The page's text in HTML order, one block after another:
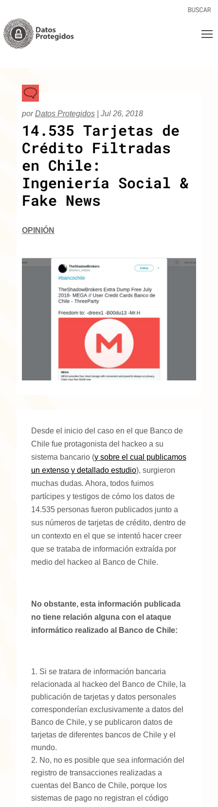
14.535 Tarjetas de
Crédito Filtradas
en Chile:
Ingeniería Social &
Fake News
porDatos Protegidos| Jul 26, 2018
OPINIÓN
Desde el inicio del caso en el que Banco de
Chile fue protagonista del hackeo a su
sistema bancario (y sobre el cual publicamos
un extenso y detallado estudio), surgieron
muchas dudas. Ahora, todos fuimos
partícipes y testigos de cómo los datos de
14.535 personas fueron publicados junto a
sus números de tarjetas de crédito, dentro de
un contexto en el que se intentó hacer creer
que se trataba de información extraída por
medio del hackeo al Banco de Chile.
No obstante, esta información publicada
no tiene relación alguna con el ataque
informático realizado al Banco de Chile:
Si se tratara de información bancaria
relacionada al hackeo del Banco de Chile, la
publicación de tarjetas y datos personales
corresponderían exclusivamente a datos del
Banco de Chile, y se publicaron datos de
tarjetas de diferentes bancos de Chile y el
mundo.
No, no es posible que sea información del
registro de transacciones realizadas a
cuentas del Banco de Chile, porque los
sistemas de pago no registran el código